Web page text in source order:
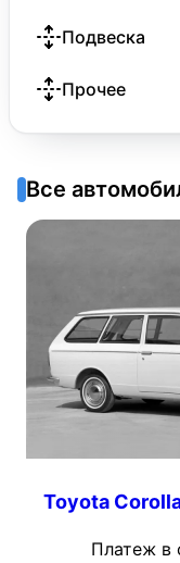
Подвеска
Прочее
Все
Toyota
Платеж в